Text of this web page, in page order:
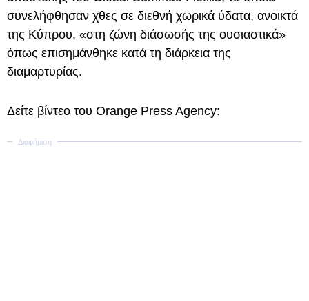
συνελήφθησαν χθες σε διεθνή χωρικά ύδατα, ανοικτά
της Κύπρου, «στη ζώνη διάσωσής της ουσιαστικά»
όπως επισημάνθηκε κατά τη διάρκεια της
διαμαρτυρίας.
Δείτε βίντεο του Orange Press Agency: